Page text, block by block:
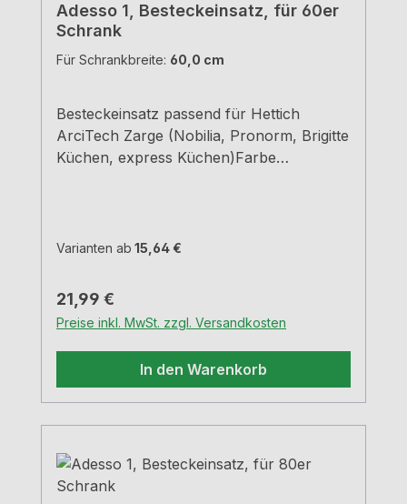
Adesso 1, Besteckeinsatz, für 60er
Schrank
Für Schrankbreite: 60,0 cm
Besteckeinsatz passend für Hettich
ArciTech Zarge (Nobilia, Pronorm, Brigitte
Küchen, express Küchen)Farbe
Varianten ab 15,64 €
Regulärer Preis:
21,99 €
Preise inkl. MwSt. zzgl. Versandkosten
In den Warenkorb